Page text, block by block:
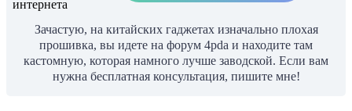
Зачастую, на китайских гаджетах изначально плохая
прошивка, вы идете на форум 4pda и находите там
кастомную, которая намного лучше заводской. Если вам
нужна бесплатная консультация, пишите мне!